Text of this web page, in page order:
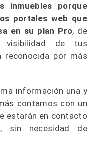
inmuebles porque
portales web que
en su plan Pro, de
visibilidad de tus
reconocida por más
información una y
contamos con un
estarán en contacto
sin necesidad de